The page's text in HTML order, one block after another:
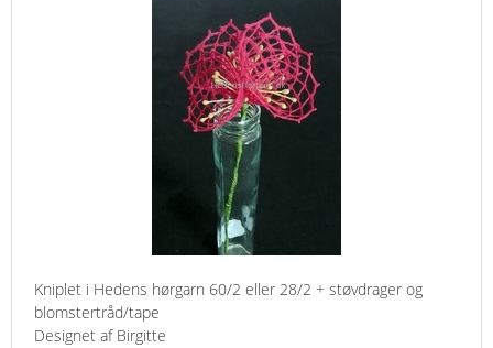
VILKÅR
Kniplet i Hedens hørgarn 60/2 eller 28/2 + støvdrager og
blomstertråd/tape
Designet af Birgitte